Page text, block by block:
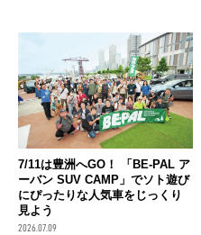
7/11は豊洲へGO！ 「BE-PAL ア
ーバン SUV CAMP」でソト遊び
にぴったりな人気車をじっくり
見よう
2026.07.09